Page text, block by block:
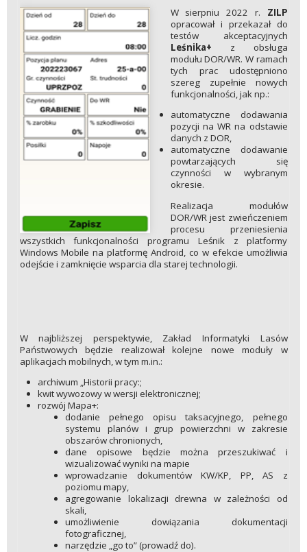
W sierpniu 2022 r. ZILP
opracował i przekazał do
testów akceptacyjnych
Leśnika+ z obsługa
modułu DOR/WR. W ramach
tych prac udostępniono
szereg zupełnie nowych
funkcjonalności, jak np.:
automatyczne dodawania
pozycji na WR na odstawie
danych z DOR,
automatyczne dodawanie
powtarzających się
czynności w wybranym
okresie.
Realizacja modułów
DOR/WR jest zwieńczeniem
procesu przeniesienia
wszystkich funkcjonalności programu Leśnik z platformy
Windows Mobile na platformę Android, co w efekcie umożliwia
odejście i zamknięcie wsparcia dla starej technologii.
W najbliższej perspektywie, Zakład Informatyki Lasów
Państwowych będzie realizował kolejne nowe moduły w
aplikacjach mobilnych, w tym m.in.:
archiwum „Historii pracy:;
kwit wywozowy w wersji elektronicznej;
rozwój Mapa+:
dodanie pełnego opisu taksacyjnego, pełnego
systemu planów i grup powierzchni w zakresie
obszarów chronionych,
dane opisowe będzie można przeszukiwać i
wizualizować wyniki na mapie
wprowadzanie dokumentów KW/KP, PP, AS z
poziomu mapy,
agregowanie lokalizacji drewna w zależności od
skali,
umożliwienie dowiązania dokumentacji
fotograficznej,
narzędzie „go to” (prowadź do).